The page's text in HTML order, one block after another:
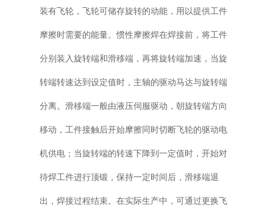
装有飞轮，飞轮可储存旋转的动能，用以提供工件
摩擦时需要的能量。惯性摩擦焊在焊接前，将工件
分别装入旋转端和滑移端，再将旋转端加速，当旋
转端转速达到设定值时，主轴的驱动马达与旋转端
分离。滑移端一般由液压伺服驱动，朝旋转端方向
移动，工件接触后开始摩擦同时切断飞轮的驱动电
机供电；当旋转端的转速下降到一定值时，开始对
待焊工件进行顶锻，保持一定时间后，滑移端退
出，焊接过程结束。在实际生产中，可通过更换飞